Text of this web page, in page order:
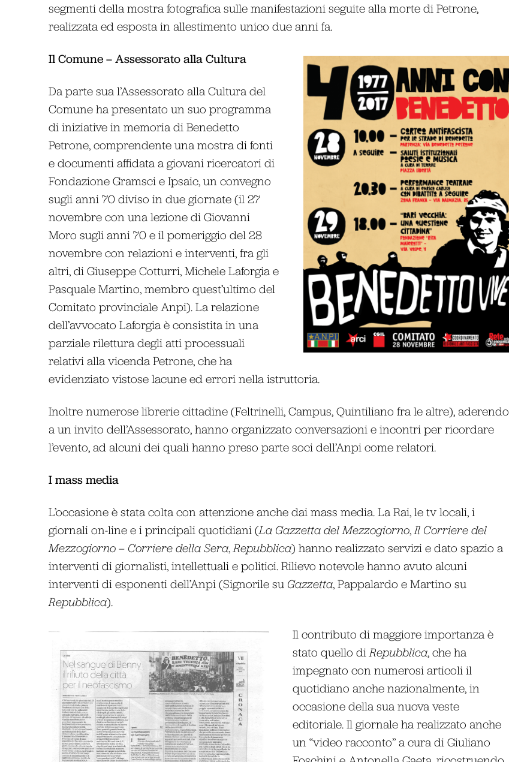
segmenti della mostra fotografica sulle manifestazioni seguite alla morte di Petrone,
realizzata ed esposta in allestimento unico due anni fa.
Il Comune – Assessorato alla Cultura
Da parte sua l’Assessorato alla Cultura del
Comune ha presentato un suo programma
di iniziative in memoria di Benedetto
Petrone, comprendente una mostra di fonti
e documenti affidata a giovani ricercatori di
Fondazione Gramsci e Ipsaic, un convegno
sugli anni 70 diviso in due giornate (il 27
novembre con una lezione di Giovanni
Moro sugli anni 70 e il pomeriggio del 28
novembre con relazioni e interventi, fra gli
altri, di Giuseppe Cotturri, Michele Laforgia e
Pasquale Martino, membro quest’ultimo del
Comitato provinciale Anpi). La relazione
dell’avvocato Laforgia è consistita in una
parziale rilettura degli atti processuali
relativi alla vicenda Petrone, che ha
evidenziato vistose lacune ed errori nella istruttoria.
Inoltre numerose librerie cittadine (Feltrinelli, Campus, Quintiliano fra le altre), aderendo
a un invito dell’Assessorato, hanno organizzato conversazioni e incontri per ricordare
l’evento, ad alcuni dei quali hanno preso parte soci dell’Anpi come relatori.
I mass media
L’occasione è stata colta con attenzione anche dai mass media. La Rai, le tv locali, i
giornali on-line e i principali quotidiani (La Gazzetta del Mezzogiorno, Il Corriere del
Mezzogiorno – Corriere della Sera, Repubblica) hanno realizzato servizi e dato spazio a
interventi di giornalisti, intellettuali e politici. Rilievo notevole hanno avuto alcuni
interventi di esponenti dell’Anpi (Signorile su Gazzetta, Pappalardo e Martino su
Repubblica).
Il contributo di maggiore importanza è
stato quello di Repubblica, che ha
impegnato con numerosi articoli il
quotidiano anche nazionalmente, in
occasione della sua nuova veste
editoriale. Il giornale ha realizzato anche
un “video racconto” a cura di Giuliano